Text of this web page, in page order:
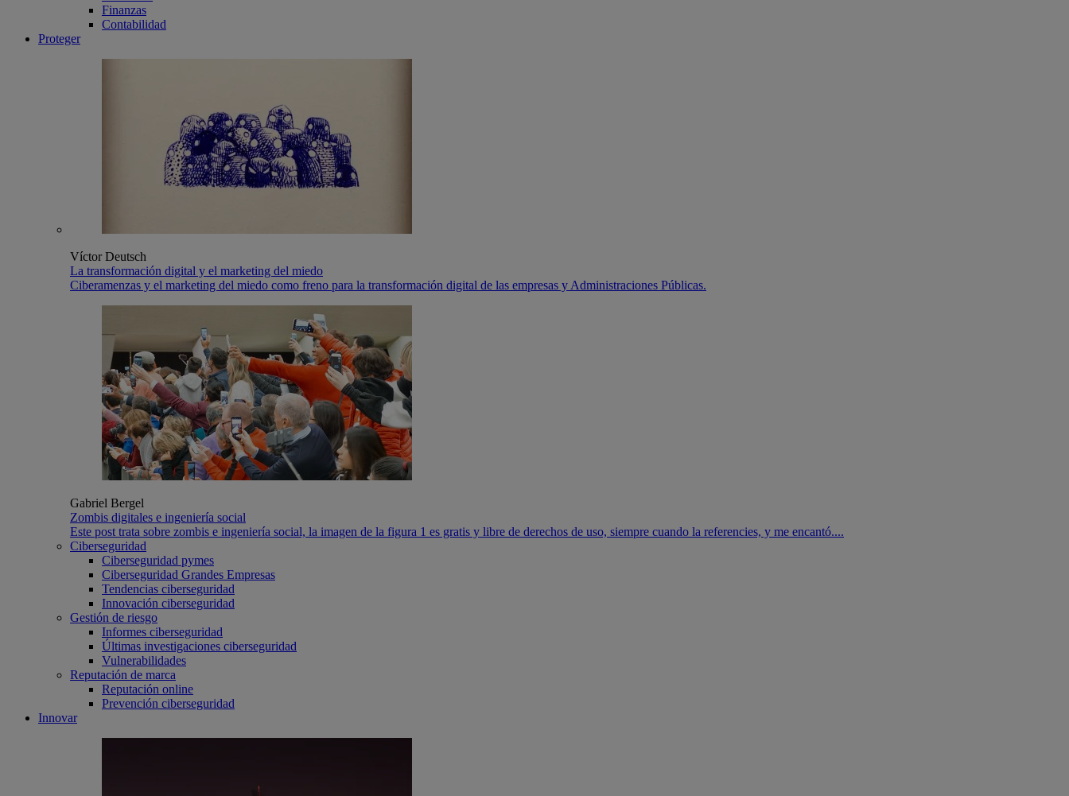
Finanzas
Contabilidad
Proteger
Víctor Deutsch
La transformación digital y el marketing del miedo
Ciberamenzas y el marketing del miedo como freno para la transformación digital de las empresas y Administraciones Públicas.
Gabriel Bergel
Zombis digitales e ingeniería social
Este post trata sobre zombis e ingeniería social, la imagen de la figura 1 es gratis y libre de derechos de uso, siempre cuando la referencies, y me encantó....
Ciberseguridad
Ciberseguridad pymes
Ciberseguridad Grandes Empresas
Tendencias ciberseguridad
Innovación ciberseguridad
Gestión de riesgo
Informes ciberseguridad
Últimas investigaciones ciberseguridad
Vulnerabilidades
Reputación de marca
Reputación online
Prevención ciberseguridad
Innovar